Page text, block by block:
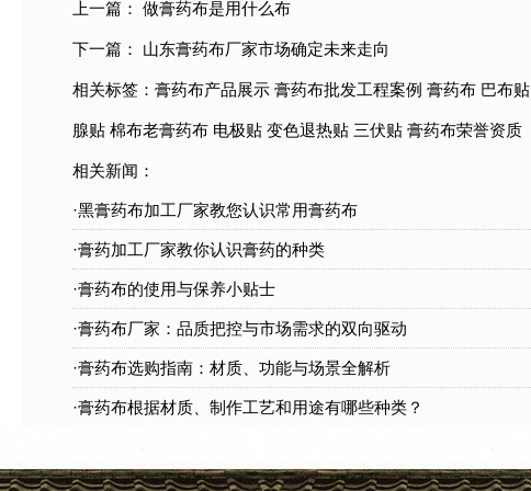
上一篇： 做膏药布是用什么布
下一篇： 山东膏药布厂家市场确定未来走向
相关标签： 膏药布产品展示 膏药布批发工程案例 膏药布 巴布贴
腺贴 棉布老膏药布 电极贴 变色退热贴 三伏贴 膏药布荣誉资质
相关新闻：
·黑膏药布加工厂家教您认识常用膏药布
·膏药加工厂家教你认识膏药的种类
·膏药布的使用与保养小贴士
·膏药布厂家：品质把控与市场需求的双向驱动
·膏药布选购指南：材质、功能与场景全解析
·膏药布根据材质、制作工艺和用途有哪些种类？